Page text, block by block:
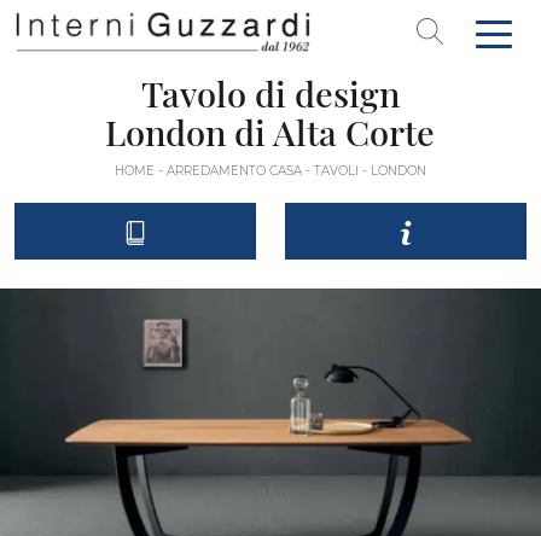
Tavolo di design
London di Alta Corte
HOME - ARREDAMENTO CASA - TAVOLI - LONDON